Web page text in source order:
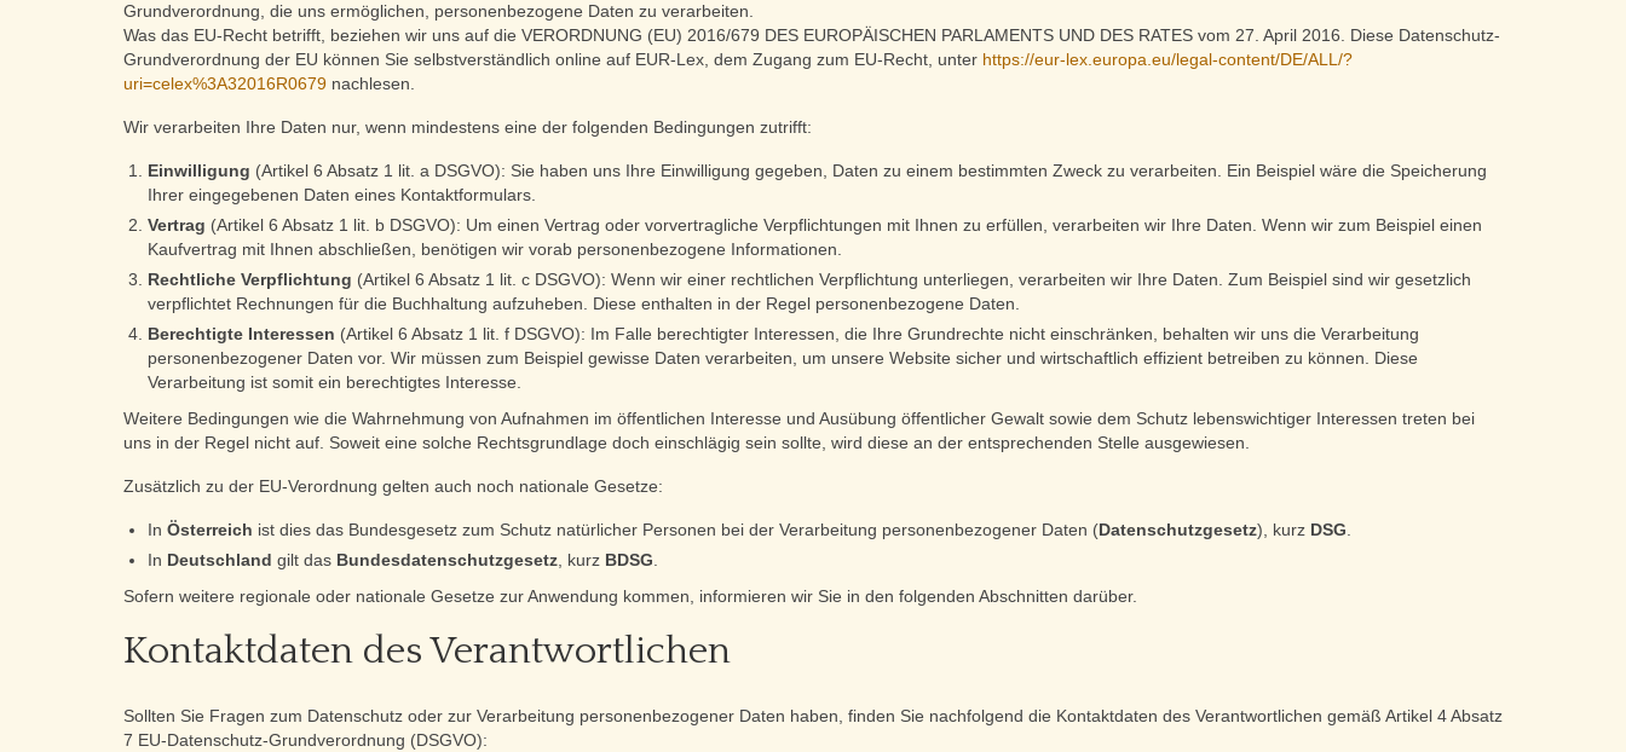
Grundverordnung, die uns ermöglichen, personenbezogene Daten zu verarbeiten.
Was das EU-Recht betrifft, beziehen wir uns auf die VERORDNUNG (EU) 2016/679 DES EUROPÄISCHEN PARLAMENTS UND DES RATES vom 27. April 2016. Diese Datenschutz-
Grundverordnung der EU können Sie selbstverständlich online auf EUR-Lex, dem Zugang zum EU-Recht, unter https://eur-lex.europa.eu/legal-content/DE/ALL/?
uri=celex%3A32016R0679 nachlesen.
Wir verarbeiten Ihre Daten nur, wenn mindestens eine der folgenden Bedingungen zutrifft:
Einwilligung (Artikel 6 Absatz 1 lit. a DSGVO): Sie haben uns Ihre Einwilligung gegeben, Daten zu einem bestimmten Zweck zu verarbeiten. Ein Beispiel wäre die Speicherung
Ihrer eingegebenen Daten eines Kontaktformulars.
Vertrag (Artikel 6 Absatz 1 lit. b DSGVO): Um einen Vertrag oder vorvertragliche Verpflichtungen mit Ihnen zu erfüllen, verarbeiten wir Ihre Daten. Wenn wir zum Beispiel einen
Kaufvertrag mit Ihnen abschließen, benötigen wir vorab personenbezogene Informationen.
Rechtliche Verpflichtung (Artikel 6 Absatz 1 lit. c DSGVO): Wenn wir einer rechtlichen Verpflichtung unterliegen, verarbeiten wir Ihre Daten. Zum Beispiel sind wir gesetzlich
verpflichtet Rechnungen für die Buchhaltung aufzuheben. Diese enthalten in der Regel personenbezogene Daten.
Berechtigte Interessen (Artikel 6 Absatz 1 lit. f DSGVO): Im Falle berechtigter Interessen, die Ihre Grundrechte nicht einschränken, behalten wir uns die Verarbeitung
personenbezogener Daten vor. Wir müssen zum Beispiel gewisse Daten verarbeiten, um unsere Website sicher und wirtschaftlich effizient betreiben zu können. Diese
Verarbeitung ist somit ein berechtigtes Interesse.
Weitere Bedingungen wie die Wahrnehmung von Aufnahmen im öffentlichen Interesse und Ausübung öffentlicher Gewalt sowie dem Schutz lebenswichtiger Interessen treten bei
uns in der Regel nicht auf. Soweit eine solche Rechtsgrundlage doch einschlägig sein sollte, wird diese an der entsprechenden Stelle ausgewiesen.
Zusätzlich zu der EU-Verordnung gelten auch noch nationale Gesetze:
In Österreich ist dies das Bundesgesetz zum Schutz natürlicher Personen bei der Verarbeitung personenbezogener Daten (Datenschutzgesetz), kurz DSG.
In Deutschland gilt das Bundesdatenschutzgesetz, kurz BDSG.
Sofern weitere regionale oder nationale Gesetze zur Anwendung kommen, informieren wir Sie in den folgenden Abschnitten darüber.
Kontaktdaten des Verantwortlichen
Sollten Sie Fragen zum Datenschutz oder zur Verarbeitung personenbezogener Daten haben, finden Sie nachfolgend die Kontaktdaten des Verantwortlichen gemäß Artikel 4 Absatz
7 EU-Datenschutz-Grundverordnung (DSGVO):